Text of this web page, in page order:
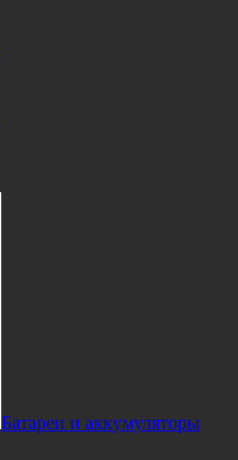
Батареи и аккумуляторы